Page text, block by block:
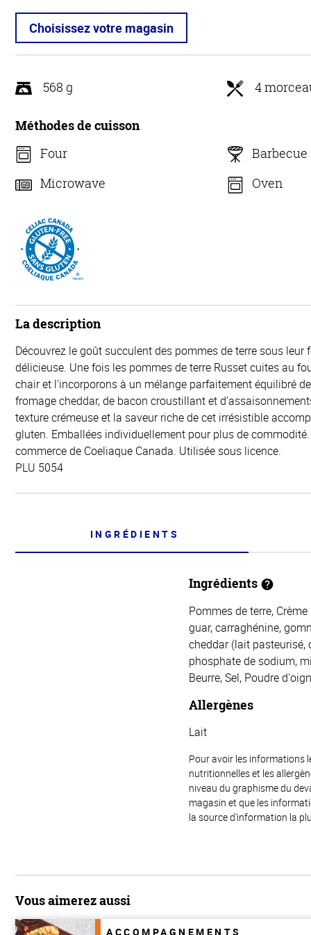
Choisissez votre magasin
568 g 4
Méthodes de cuisson
Four
Barbecue
Microwave
Oven
La description
Découvrez le goût succulent des pommes de terre sous leur
délicieuse. Une fois les pommes de terre Russet cuites au
chair et l’incorporons à un mélange parfaitement équilibré
fromage cheddar, de bacon croustillant et
texture crémeuse et la saveur riche de cet irrésistible
gluten. Emballées individuellement pour plus de
commerce de Coeliaque Canada. Utilisée sous licence.
PLU 5054
INGRÉDIENTS
Ingrédients
Pommes de terre,
guar, carraghénine,
cheddar (lait pasteurisé,
phosphate de sodium,
Beurre, Sel, Poudre
Allergènes
Lait
Pour avoir les informations
nutritionnelles et les
niveau du graphisme du
magasin et que les
la source d'information la
Vous aimerez aussi
ACCOMPAGNEMENTS